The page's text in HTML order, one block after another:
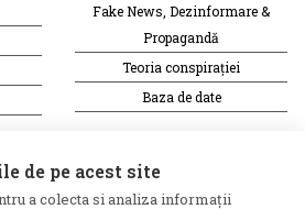
Fake News, Dezinformare &
Propagandă
Teoria conspirației
Baza de date
de pe acest site
a colecta si analiza informații